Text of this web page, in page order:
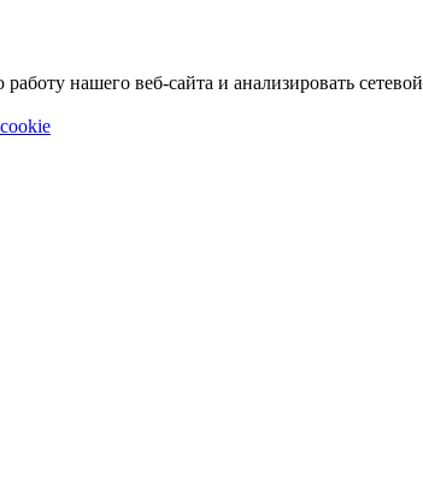
нашего веб-сайта и анализировать